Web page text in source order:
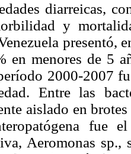
diarreicas,
y
presentó,
en menores de 5
2000-2007
Entre las
aislado en
fue
Aeromonas